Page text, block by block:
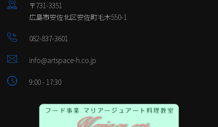
〒731-3351
広島市安佐北区安佐町毛木550-1
082-837-3601
info@artspace-h.co.jp
9:00 - 17:30